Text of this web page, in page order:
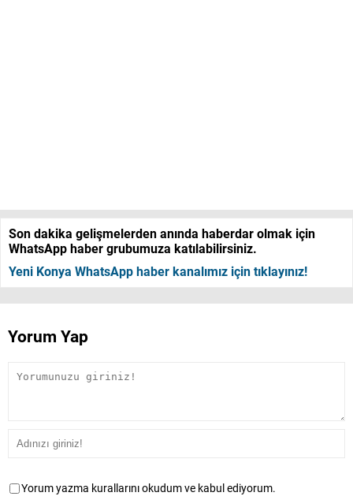
Son dakika gelişmelerden anında haberdar olmak için
WhatsApp haber grubumuza katılabilirsiniz.
Yeni Konya WhatsApp haber kanalımız için tıklayınız!
Yorum Yap
Yorum yazma kurallarını okudum ve kabul ediyorum.